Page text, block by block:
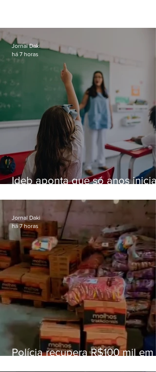
Ideb aponta que só anos
educação
Jornal Daki
há 7 horas
Polícia recupera R$100 mil em
Jornal Daki
há 7 horas